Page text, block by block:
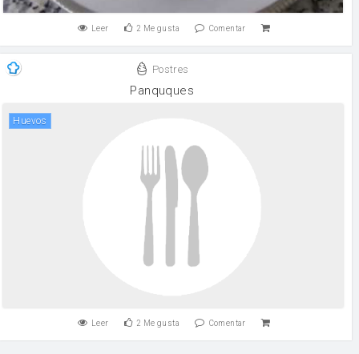
Leer 2 Me gusta Comentar
Postres
Panquques
huevos
Leer 2 Me gusta Comentar